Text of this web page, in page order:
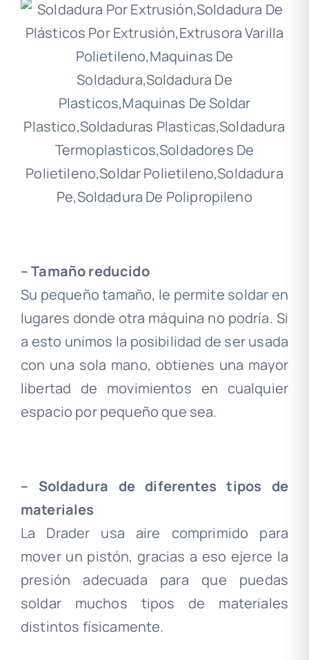
– Tamaño reducido
Su pequeño tamaño, le permite soldar en
lugares donde otra máquina no podría. Si
a esto unimos la posibilidad de ser usada
con una sola mano, obtienes una mayor
libertad de movimientos en cualquier
espacio por pequeño que sea.
– Soldadura de diferentes tipos de
materiales
La Drader usa aire comprimido para
mover un pistón, gracias a eso ejerce la
presión adecuada para que puedas
soldar muchos tipos de materiales
distintos físicamente.